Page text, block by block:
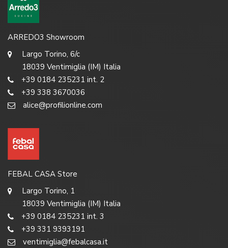
ARREDO3 Showroom
Largo Torino, 6/c
18039 Ventimiglia (IM) Italia
+39 0184 235231 int. 2
+39 338 3670036
alice@profilionline.com
FEBAL CASA Store
Largo Torino, 1
18039 Ventimiglia (IM) Italia
+39 0184 235231 int. 3
+39 331 9393191
ventimiglia@febalcasa.it